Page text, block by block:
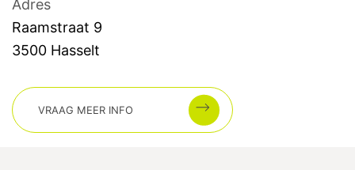
Adres
Raamstraat 9
3500 Hasselt
VRAAG MEER INFO